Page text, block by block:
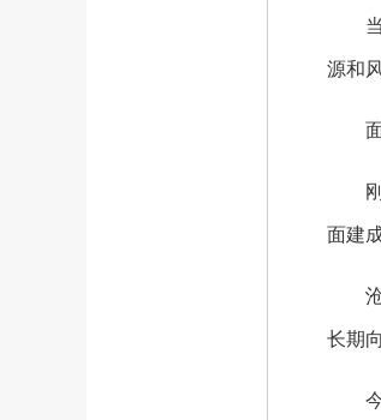
当
源和
面
刚
面建
沧
长期
今